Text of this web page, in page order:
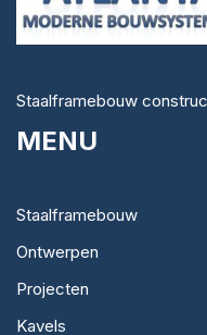
Staalframebouw
MENU
Staalframebouw
Ontwerpen
Projecten
Kavels